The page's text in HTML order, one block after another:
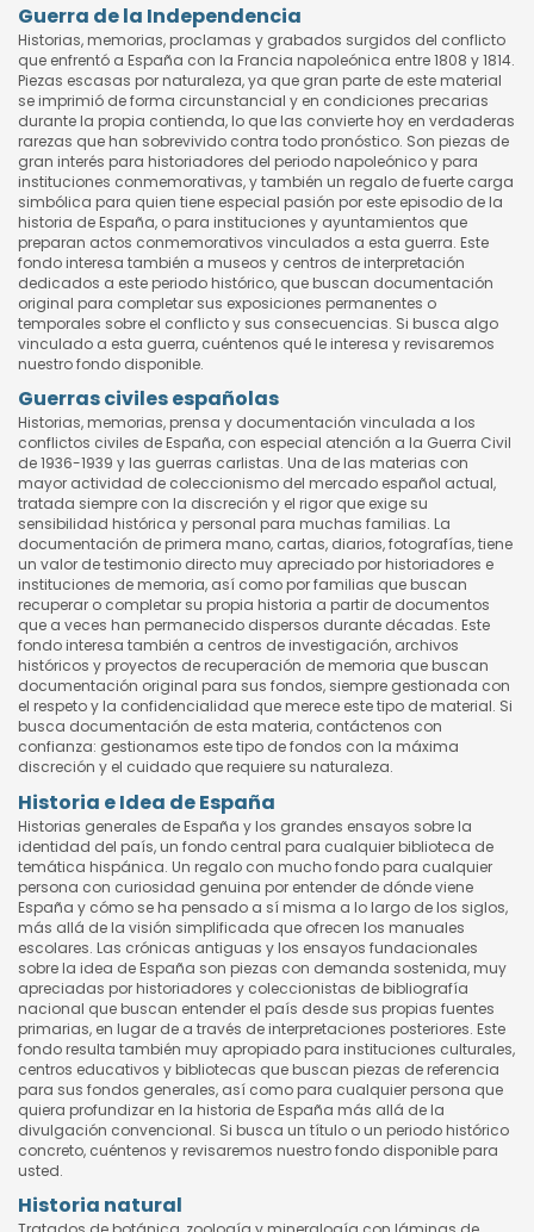
Guerra de la Independencia
Historias, memorias, proclamas y grabados surgidos del conflicto
que enfrentó a España con la Francia napoleónica entre 1808 y 1814.
Piezas escasas por naturaleza, ya que gran parte de este material
se imprimió de forma circunstancial y en condiciones precarias
durante la propia contienda, lo que las convierte hoy en verdaderas
rarezas que han sobrevivido contra todo pronóstico. Son piezas de
gran interés para historiadores del periodo napoleónico y para
instituciones conmemorativas, y también un regalo de fuerte carga
simbólica para quien tiene especial pasión por este episodio de la
historia de España, o para instituciones y ayuntamientos que
preparan actos conmemorativos vinculados a esta guerra. Este
fondo interesa también a museos y centros de interpretación
dedicados a este periodo histórico, que buscan documentación
original para completar sus exposiciones permanentes o
temporales sobre el conflicto y sus consecuencias. Si busca algo
vinculado a esta guerra, cuéntenos qué le interesa y revisaremos
nuestro fondo disponible.
Guerras civiles españolas
Historias, memorias, prensa y documentación vinculada a los
conflictos civiles de España, con especial atención a la Guerra Civil
de 1936-1939 y las guerras carlistas. Una de las materias con
mayor actividad de coleccionismo del mercado español actual,
tratada siempre con la discreción y el rigor que exige su
sensibilidad histórica y personal para muchas familias. La
documentación de primera mano, cartas, diarios, fotografías, tiene
un valor de testimonio directo muy apreciado por historiadores e
instituciones de memoria, así como por familias que buscan
recuperar o completar su propia historia a partir de documentos
que a veces han permanecido dispersos durante décadas. Este
fondo interesa también a centros de investigación, archivos
históricos y proyectos de recuperación de memoria que buscan
documentación original para sus fondos, siempre gestionada con
el respeto y la confidencialidad que merece este tipo de material. Si
busca documentación de esta materia, contáctenos con
confianza: gestionamos este tipo de fondos con la máxima
discreción y el cuidado que requiere su naturaleza.
Historia e Idea de España
Historias generales de España y los grandes ensayos sobre la
identidad del país, un fondo central para cualquier biblioteca de
temática hispánica. Un regalo con mucho fondo para cualquier
persona con curiosidad genuina por entender de dónde viene
España y cómo se ha pensado a sí misma a lo largo de los siglos,
más allá de la visión simplificada que ofrecen los manuales
escolares. Las crónicas antiguas y los ensayos fundacionales
sobre la idea de España son piezas con demanda sostenida, muy
apreciadas por historiadores y coleccionistas de bibliografía
nacional que buscan entender el país desde sus propias fuentes
primarias, en lugar de a través de interpretaciones posteriores. Este
fondo resulta también muy apropiado para instituciones culturales,
centros educativos y bibliotecas que buscan piezas de referencia
para sus fondos generales, así como para cualquier persona que
quiera profundizar en la historia de España más allá de la
divulgación convencional. Si busca un título o un periodo histórico
concreto, cuéntenos y revisaremos nuestro fondo disponible para
usted.
Historia natural